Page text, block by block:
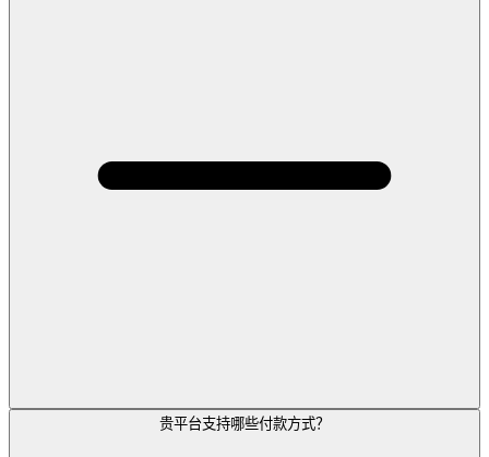
贵平台支持哪些付款方式？